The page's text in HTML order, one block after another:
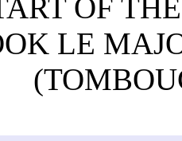
OF
LE